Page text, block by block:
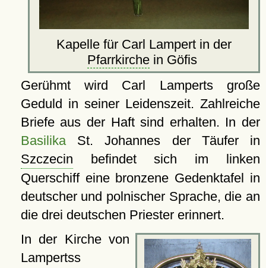
Kapelle für Carl Lampert in der
Pfarrkirche in Göfis
Gerühmt wird Carl Lamperts große
Geduld in seiner Leidenszeit. Zahlreiche
Briefe aus der Haft sind erhalten. In der
BasilikaSt. Johannes der Täufer in
Szczecin befindet sich im linken
Querschiff eine bronzene Gedenktafel in
deutscher und polnischer Sprache, die an
die drei deutschen Priester erinnert.
In der Kirche von
Lampertss